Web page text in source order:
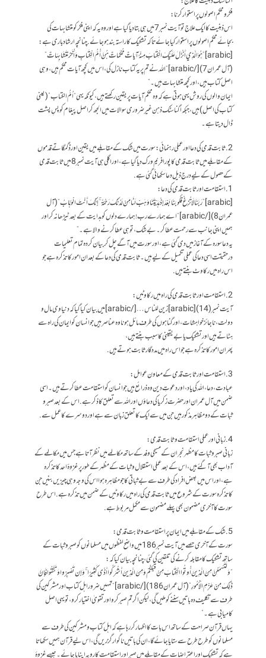
فکر و محکم اصولوں پر استوار کرنا:
اس ذہنیت کا ایک علاج تو آیت نمبر 7 میں ہی بتا دیا گیا ہے اور وہ یہ کہ اپنی فکر کو متشابہات کی
بجائے محکم اصولوں پر استوار کیا جائے تاکہ تشکیک کا راستہ بند ہو جائے. چنانچہ ارشاد باری ہے:
[arabic]”هُوَ الَّذِي أَنْزَلَ عَلَيْكَ الْكِتَابَ مِنْهُ آيَاتٌ مُحْكَمَاتٌ هُنَّ أُمُّ الْكِتَابِ وَأُخَرُ مُتَشَابِهَاتٌ”
(آل عمران 7)[/arabic] “اللہ نے تم پر یہ کتاب نازل کی، اس میں کچھ آیات محکم ہیں، وہی
اصل کتاب ہیں، اور کچھ متشابہات ہیں۔”
ایمان والوں کی روش یہی ہوتی ہے کہ وہ محکم آیات پر یقین رکھتے ہیں، کیونکہ یہی “اُمُّ الکتاب” (یعنی
کتاب کی اصل) ہیں، جبکہ اگناسٹک ذہن غیر ضروری سوالات میں الجھ کر اصل پیغام کو پسِ پشت
ڈال دیتا ہے۔
2. ثابت قدمی کی دعا اور عملی رہنمائی: سورت میں شک کے مقابلے میں یقین اور ڈگمگاتے قدموں
کے مقابلے میں ثابت قدمی کا پورا فریم ورک دیا گیا ہے، اور اگلی ہی آیت نمبر 8 میں ثابت قدمی
کے حصول کے لیے درج ذیل دعا سکھائی گئی ہے.
1. استقامت اور ثابت قدمی کی دعا:
[arabic]”رَبَّنَا لَا تُزِغْ قُلُوبَنَا بَعْدَ إِذْ هَدَيْتَنَا وَهَبْ لَنَا مِنْ لَدُنْكَ رَحْمَةً ۚ إِنَّكَ أَنْتَ الْوَهَّابُ” (آل
عمران8)[/arabic] “اے ہمارے رب! ہمارے دلوں کو ہدایت کے بعد ٹیڑھا نہ کر اور
ہمیں اپنی جانب سے رحمت عطا کر۔ بے شک، تو ہی عطا کرنے والا ہے۔”
یہ دعا سورہ کے آغاز میں دی گئی ہے، اور سورت میں آگے چل کر بیان کردہ تمام تعلیمات
درحقیقت اسی دعا کی عملی تکمیل کے لیے ہیں۔ثابت قدمی کی دعا کے بعد ان امور کا تذکرہ ہے جو
اس راہ میں رکاوٹ بنتے ہیں.
2. استقامت اور ثابت قدمی کی راہ میں رکاوٹیں:
آیت نمبر (14) [arabic]زین للناس…[/arabic] میں بیان کیا گیا کہ دنیاوی مال و
دولت، ناجائز خواہشات، اور گناہوں کی طرف مائل ہونا وہ عناصر ہیں جو انسان کو ایمان کی راہ سے
ہٹاتے ہیں اور تشکیک یا بے یقینی کا سبب بنتے ہیں،
پھر ان امور کا تذکرہ ہے جو اس راہ میں مددگار ثابت ہوتے ہیں.
3. استقامت اور ثابت قدمی کے معاون عوامل:
عبادت، دعا، اللہ کی یاد، اور دعوتِ دین وہ ذرائع ہیں جو انسان کو استقامت عطا کرتے ہیں۔اسی
ضمن میں آل عمران اور حضرت زکریا کی دعاؤں اور اللہ سے تعلق کا ذکر ہے. اس کے بعد صبر و
ثبات کے دو مظاہر مذکور ہیں جن میں سے ایک کا تعلق زبان سے ہے اور دوسرے کا عمل سے.
4. زبانی اور عملی استقامت و ثابت قدمی:
زبانی صبر و ثبات کا مظہر نجران کے مسیحی وفد کے ساتھ مکالمے میں نظر آتا ہے جس میں مکالمے کے
آداب بھی آ گئے ہیں، اس کے بعد عملی استقلال و ثبات کے مظہر کے طور پر غزوۂ احد کا تذکرہ
ہے، اور اس میں بعض افراد کی طرف سے بے ثباتی کا جو مظاہرہ ہوا اس کی وجہ وہی چیزیں بنیں جن
کا تذکرہ سورت کے شروع میں ثابت قدمی کی راہ میں رکاوٹیں کے ضمن میں تذکرہ ہے. اس طرح
سورت کا آخری مضمون بھی پہلے مضمون سے مکمل مربوط ہے.
5. شک کے مقابلے میں ایمان پر استقامت و ثابت قدمی:
سورت کے آخری حصے میں آیت نمبر 186 میں واضح لفظوں میں مسلمانوں کو صبر و ثبات کے
ساتھ تشکیک کا مقابلہ کرنے کی تلقین کی گئی، چنانچہ بیان کیا کہ:
“وَلَتَسْمَعُنَّ مِنَ الَّذِينَ أُوتُوا الْكِتَابَ مِنْ قَبْلِكُمْ وَمِنَ الَّذِينَ أَشْرَكُوا أَذًى كَثِيرًا ۚ وَإِن تَصْبِرُوا وَتَتَّقُوا فَإِنَّ
ذَٰلِكَ مِنْ عَزْمِ الْأُمُورِ” (آل عمران 186)[/arabic] “تمہیں ضرور اہل کتاب اور مشرکین کی
طرف سے تکلیف دہ باتیں سننے کو ملیں گی، لیکن اگر تم صبر کرو اور تقویٰ اختیار کرو، تو یہی اصل
کامیابی ہے۔”
یہاں قرآن صراحت کے ساتھ اس بات کا اظہارکر رہا ہےکہ اہل کتاب و مشرکین کی طرف سے
مسلمانوں کو طرح طرح سے ستایا جائے گا، ان کی باتیں ناگوار گزریں گی، اس لیے قرآن ہمیں سکھاتا